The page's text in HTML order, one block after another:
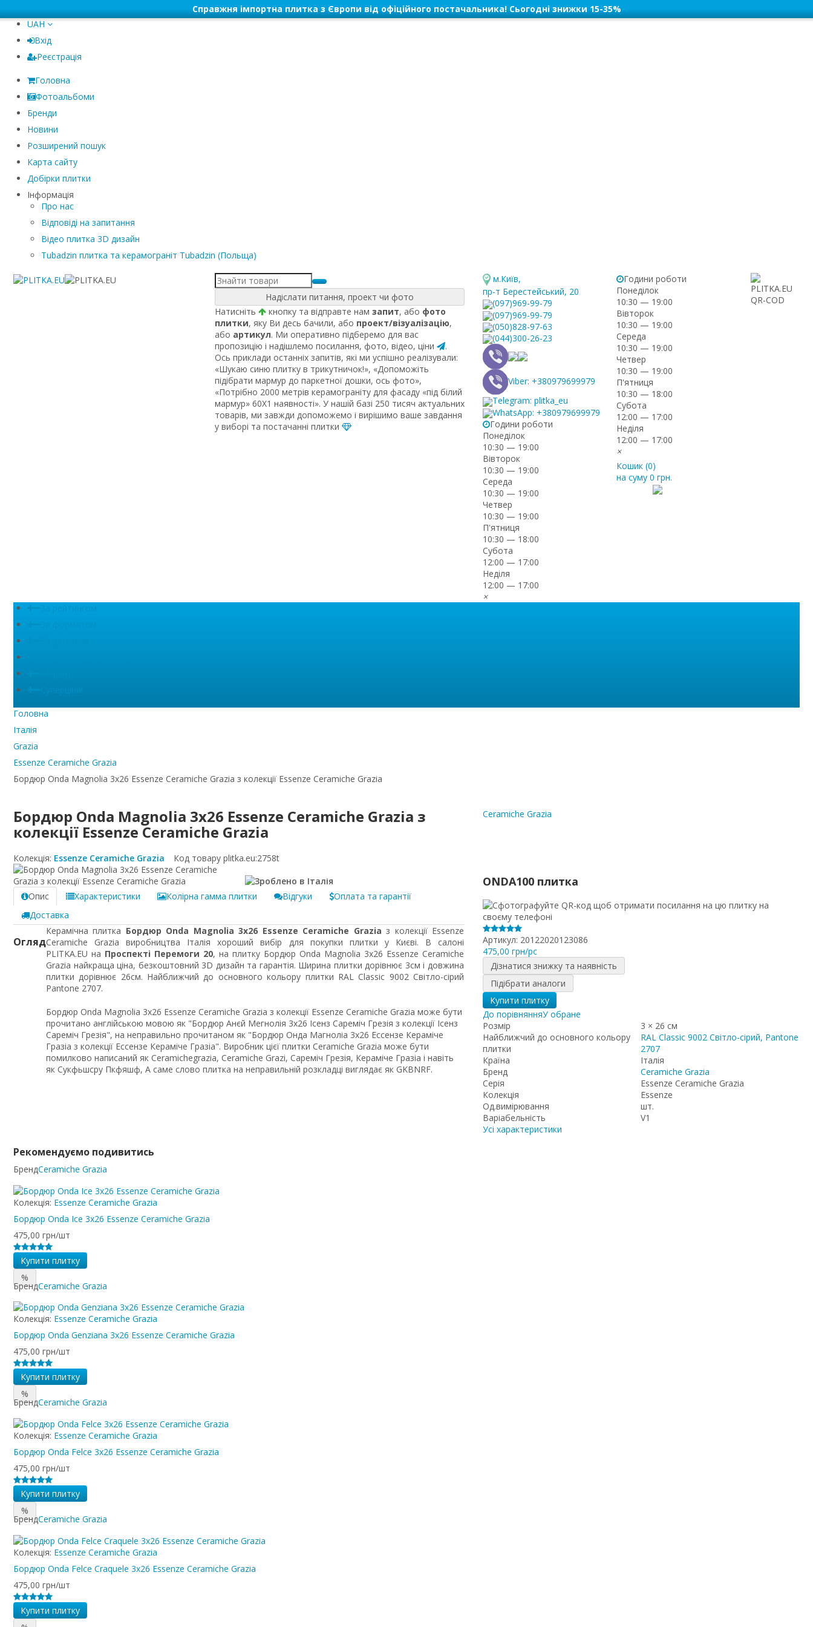
Справжня імпортна плитка з Європи від офіційного постачальника! Сьогодні знижки 15-35%
UAH
Вхід
Реєстрація
Головна
Фотоальбоми
Бренди
Новини
Розширений пошук
Карта сайту
Добірки плитки
Інформація
Про нас
Відповіді на запитання
Відео плитка 3D дизайн
Tubadzin плитка та керамограніт Tubadzin (Польща)
Надіслати питання, проект чи фото
Натисніть
кнопку та відправте нам запит, або фото
плитки, яку Ви десь бачили, або проект/візуалізацію,
або артикул. Ми оперативно підберемо для вас
пропозицію і надішлемо посилання, фото, відео, ціни
.
Ось приклади останніх запитів, які ми успішно реалізували:
«Шукаю синю плитку в трикутничок!», «Допоможіть
підібрати мармур до паркетної дошки, ось фото»,
«Потрібно 2000 метрів керамограніту для фасаду «під білий
мармур» 60Х1 наявності». У нашій базі 250 тисяч актуальних
товарів, ми завжди допоможемо і вирішимо ваше завдання
у виборі та постачанні плитки
м.Київ,
пр-т Берестейський, 20
(097)969-99-79
(097)969-99-79
(050)828-97-63
(044)300-26-23
Viber: +380979699979
Telegram: plitka_eu
WhatsApp: +380979699979
Години роботи
Понеділок
10:30 — 19:00
Вівторок
10:30 — 19:00
Середа
10:30 — 19:00
Четвер
10:30 — 19:00
П'ятниця
10:30 — 18:00
Субота
12:00 — 17:00
Неділя
12:00 — 17:00
×
Години роботи
Понеділок
10:30 — 19:00
Вівторок
10:30 — 19:00
Середа
10:30 — 19:00
Четвер
10:30 — 19:00
П'ятниця
10:30 — 18:00
Субота
12:00 — 17:00
Неділя
12:00 — 17:00
×
Кошик (0)
на суму0 грн.
За рейтингом
Головна
Італія
Grazia
Essenze Ceramiche Grazia
Бордюр Onda Magnolia 3x26 Essenze Ceramiche Grazia з колекції Essenze Ceramiche Grazia
Бордюр Onda Magnolia 3x26 Essenze Ceramiche Grazia з
колекції Essenze Ceramiche Grazia
Ceramiche Grazia
Колекція: Essenze Ceramiche Grazia Код товару plitka.eu:2758t
Опис Характеристики Колірна гамма плитки Відгуки
Оплата та гарантії
Доставка
Огляд
Керамічна плитка Бордюр Onda Magnolia 3x26 Essenze Ceramiche Grazia з колекції Essenze
Ceramiche Grazia виробництва Італія хороший вибір для покупки плитки у Києві. В салоні
PLITKA.EU на Проспекті Перемоги 20, на плитку Бордюр Onda Magnolia 3x26 Essenze Ceramiche
Grazia найкраща ціна, безкоштовний 3D дизайн та гарантія. Ширина плитки дорівнює 3см і довжина
плитки дорівнює 26см. Найближчий до основного кольору плитки RAL Classic 9002 Світло-сірий
Pantone 2707.
Бордюр Onda Magnolia 3x26 Essenze Ceramiche Grazia з колекції Essenze Ceramiche Grazia може бути
прочитано англійською мовою як "Бордюр Анєй Мегнолія 3x26 Ісенз Сареміч Грезія з колекції Ісенз
Сареміч Грезія", на неправильно прочитаном як "Бордюр Онда Магноліа 3x26 Ессензе Кераміче
Гразіа з колекції Ессензе Кераміче Гразіа". Виробник цієї плитки Ceramiche Grazia може бути
помилково написаний як Ceramichegrazia, Ceramiche Grazi, Сареміч Грезія, Кераміче Гразіа і навіть
як Сукфьшсру Пкфяшф, А саме слово плитка на неправильній розкладці виглядає як GKBNRF.
ONDA100 плитка
Артикул: 20122020123086
475,00 грн/pc
Дізнатися знижку та наявність
Підібрати аналоги
Купити плитку
До порівнянняУ обране
Розмір
3 × 26 см
Найближчий до основного кольору
плитки
RAL Classic 9002 Світло-сірий, Pantone
2707
Країна
Італія
Бренд
Ceramiche Grazia
Серія
Essenze Ceramiche Grazia
Колекція
Essenze
Од.вимірювання
шт.
Варіабельність
V1
Усі характеристики
Рекомендуємо подивитись
БрендCeramiche Grazia
Колекція: Essenze Ceramiche Grazia
Бордюр Onda Ice 3x26 Essenze Ceramiche Grazia
475,00 грн/шт
Купити плитку
%
БрендCeramiche Grazia
Колекція: Essenze Ceramiche Grazia
Бордюр Onda Genziana 3x26 Essenze Ceramiche Grazia
475,00 грн/шт
Купити плитку
%
БрендCeramiche Grazia
Колекція: Essenze Ceramiche Grazia
Бордюр Onda Felce 3x26 Essenze Ceramiche Grazia
475,00 грн/шт
Купити плитку
%
БрендCeramiche Grazia
Колекція: Essenze Ceramiche Grazia
Бордюр Onda Felce Craquele 3x26 Essenze Ceramiche Grazia
475,00 грн/шт
Купити плитку